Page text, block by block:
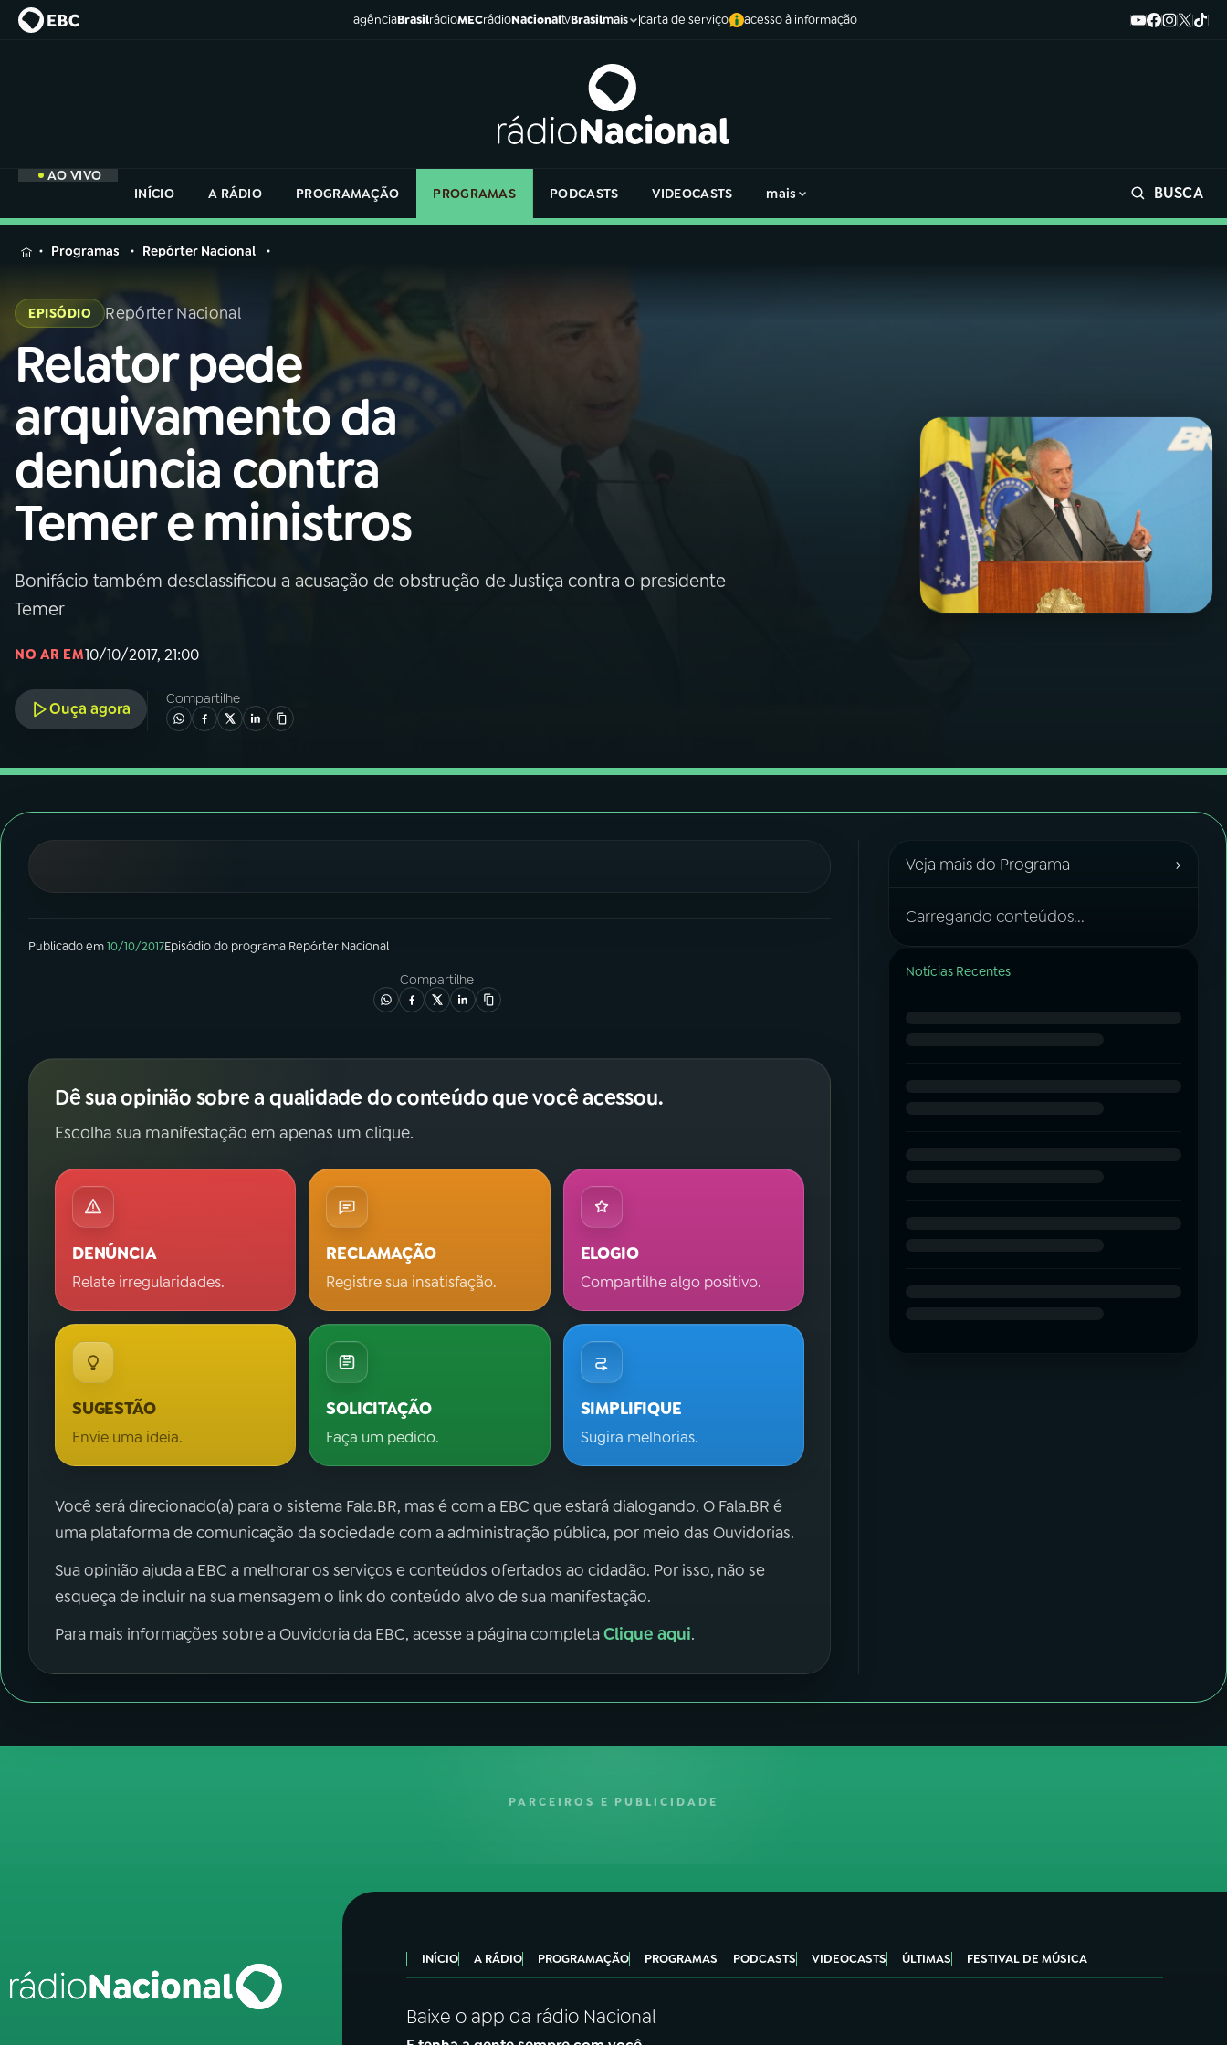
agênciaBrasilrádioMECrádioNacionaltvBrasilmais carta de serviço acesso à informação
AO VIVO
INÍCIO
A RÁDIO PROGRAMAÇÃO PROGRAMAS PODCASTS VIDEOCASTS mais BUSCA
MENU
Buscar
na
Rádio
Nacional
01 INÍCIO
02 A RÁDIO
03PROGRAMAÇÃO
05 PODCASTS
ACOMPANHE A RÁDIO NACIONAL
na
Rádio
Nacional
Programas Repórter Nacional
EPISÓDIO Repórter Nacional
Relator pede
arquivamento da
denúncia contra
Temer e ministros
Bonifácio também desclassificou a acusação de obstrução de Justiça contra o presidente
Temer
NO AR EM10/10/2017, 21:00
Ouça agora
Compartilhe
Publicado em10/10/2017Episódiodo programa Repórter Nacional
Compartilhe
Dê sua opinião sobre a qualidade do conteúdo que você acessou.
Escolha sua manifestação em apenas um clique.
DENÚNCIA
Relate irregularidades.
RECLAMAÇÃO
Registre sua insatisfação.
ELOGIO
Compartilhe algo positivo.
SUGESTÃO
Envie uma ideia.
SOLICITAÇÃO
Faça um pedido.
SIMPLIFIQUE
Sugira melhorias.
Você será direcionado(a) para o sistema Fala.BR, mas é com a EBC que estará dialogando. O Fala.BR é
uma plataforma de comunicação da sociedade com a administração pública, por meio das Ouvidorias.
Sua opinião ajuda a EBC a melhorar os serviços e conteúdos ofertados ao cidadão. Por isso, não se
esqueça de incluir na sua mensagem o link do conteúdo alvo de sua manifestação.
Para mais informações sobre a Ouvidoria da EBC, acesse a página completaClique aqui.
Veja mais do Programa ›
Carregando conteúdos...
Notícias Recentes
PARCEIROS E PUBLICIDADE
INÍCIO A RÁDIO PROGRAMAÇÃO PROGRAMAS PODCASTS VIDEOCASTS ÚLTIMAS FESTIVAL DE MÚSICA
Baixe o app da rádio Nacional